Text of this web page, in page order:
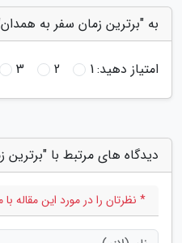
به "برترین زمان سفر به
امتیاز دهید:1
2
3
دیدگاه های مرتبط با
* نظرتان را در مورد این مقاله با